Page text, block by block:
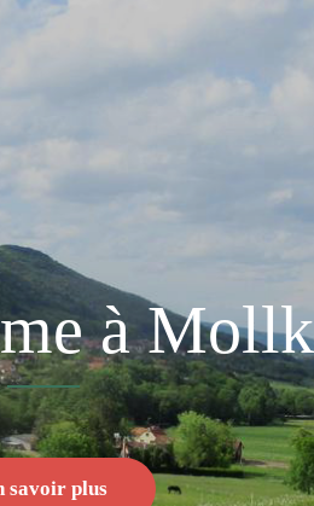
à
savoir plus